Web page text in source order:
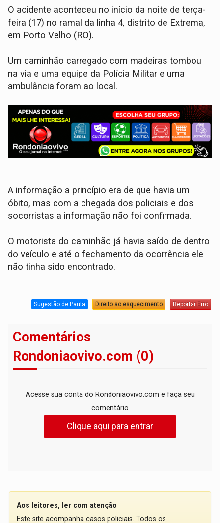
O acidente aconteceu no início da noite de terça-
feira (17) no ramal da linha 4, distrito de Extrema,
em Porto Velho (RO).
Um caminhão carregado com madeiras tombou
na via e uma equipe da Polícia Militar e uma
ambulância foram ao local.
A informação a princípio era de que havia um
óbito, mas com a chegada dos policiais e dos
socorristas a informação não foi confirmada.
O motorista do caminhão já havia saído de dentro
do veículo e até o fechamento da ocorrência ele
não tinha sido encontrado.
Sugestão de Pauta Direito ao esquecimento Reportar Erro
Comentários
Rondoniaovivo.com (0)
Acesse sua conta do Rondoniaovivo.com e faça seu
comentário
Clique aqui para entrar
Aos leitores, ler com atenção
Este site acompanha casos policiais. Todos os